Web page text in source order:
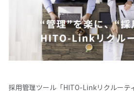
採用管理ツール「HITO-Linkリクルーテ